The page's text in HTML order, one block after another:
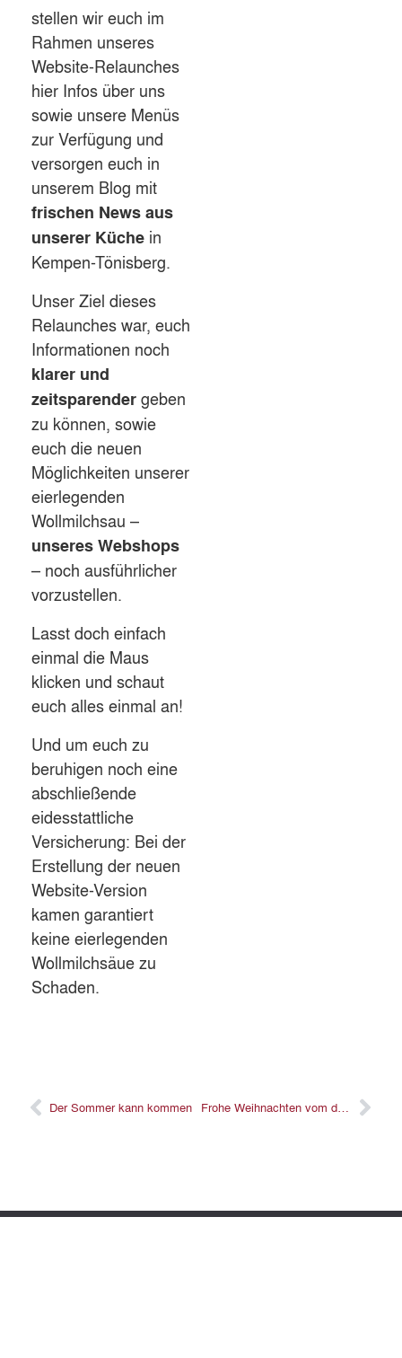
stellen wir euch im
Rahmen unseres
Website-Relaunches
hier Infos über uns
sowie unsere Menüs
zur Verfügung und
versorgen euch in
unserem Blog mit
frischen News aus
unserer Küche in
Kempen-Tönisberg.
Unser Ziel dieses
Relaunches war, euch
Informationen noch
klarer und
zeitsparendergeben
zu können, sowie
euch die neuen
Möglichkeiten unserer
eierlegenden
Wollmilchsau –
unseres Webshops
– noch ausführlicher
vorzustellen.
Lasst doch einfach
einmal die Maus
klicken und schaut
euch alles einmal an!
Und um euch zu
beruhigen noch eine
abschließende
eidesstattliche
Versicherung: Bei der
Erstellung der neuen
Website-Version
kamen garantiert
keine eierlegenden
Wollmilchsäue zu
Schaden.
Der Sommer kann kommen Frohe Weihnachten vom deli carte-Team